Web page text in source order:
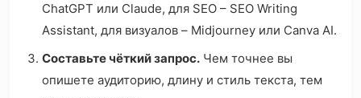
ChatGPT или Claude, для SEO – SEO Writing
Assistant, для визуалов – Midjourney или Canva AI.
Составьте чёткий запрос. Чем точнее вы
опишете аудиторию, длину и стиль текста, тем